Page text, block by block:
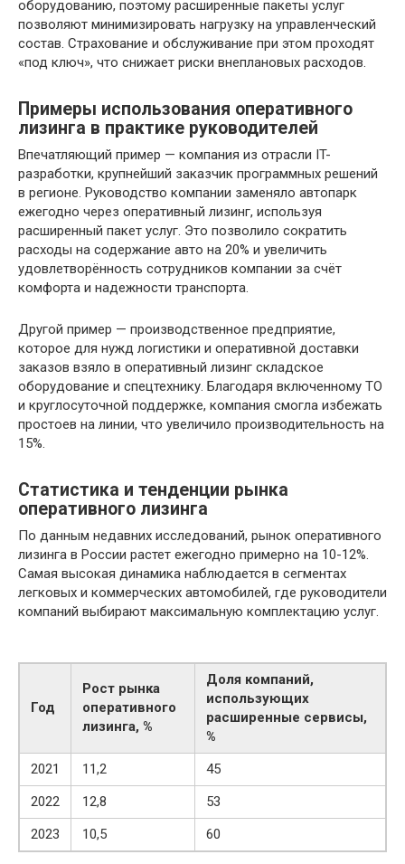
оборудованию, поэтому расширенные пакеты услуг
позволяют минимизировать нагрузку на управленческий
состав. Страхование и обслуживание при этом проходят
«под ключ», что снижает риски внеплановых расходов.
Примеры использования оперативного
лизинга в практике руководителей
Впечатляющий пример — компания из отрасли IT-
разработки, крупнейший заказчик программных решений
в регионе. Руководство компании заменяло автопарк
ежегодно через оперативный лизинг, используя
расширенный пакет услуг. Это позволило сократить
расходы на содержание авто на 20% и увеличить
удовлетворённость сотрудников компании за счёт
комфорта и надежности транспорта.
Другой пример — производственное предприятие,
которое для нужд логистики и оперативной доставки
заказов взяло в оперативный лизинг складское
оборудование и спецтехнику. Благодаря включенному ТО
и круглосуточной поддержке, компания смогла избежать
простоев на линии, что увеличило производительность на
15%.
Статистика и тенденции рынка
оперативного лизинга
По данным недавних исследований, рынок оперативного
лизинга в России растет ежегодно примерно на 10-12%.
Самая высокая динамика наблюдается в сегментах
легковых и коммерческих автомобилей, где руководители
компаний выбирают максимальную комплектацию услуг.
Год
Рост рынка
оперативного
лизинга, %
Доля компаний,
использующих
расширенные сервисы,
%
2021
11,2
45
2022
12,8
53
2023
10,5 60